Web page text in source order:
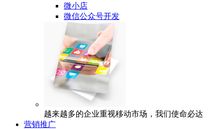
微小店
微信公众号开发
越来越多的企业重视移动市场，我们使命必达
营销推广